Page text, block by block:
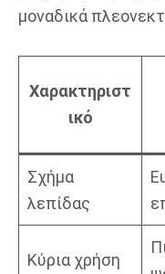
μοναδικά
Χαρακτηριστ
ικό
Σχήμα
λεπίδας
Κύρια χρήση